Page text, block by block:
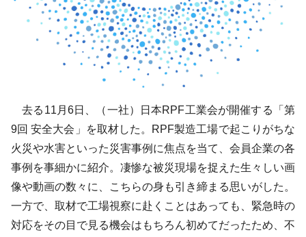
去る11月6日、（一社）日本RPF工業会が開催する「第
9回 安全大会」を取材した。RPF製造工場で起こりがちな
火災や水害といった災害事例に焦点を当て、会員企業の各
事例を事細かに紹介。凄惨な被災現場を捉えた生々しい画
像や動画の数々に、こちらの身も引き締まる思いがした。
一方で、取材で工場視察に赴くことはあっても、緊急時の
対応をその目で見る機会はもちろん初めてだったため、不